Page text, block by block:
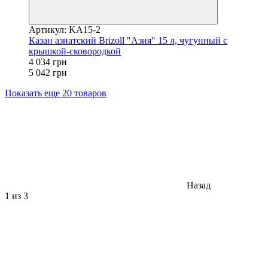
Артикул: KA15-2
Казан азиатский Brizoll "Азия" 15 л, чугунный с
крышкой-сковородкой
4 034 грн
5 042 грн
Показать еще 20 товаров
Назад
1 из 3